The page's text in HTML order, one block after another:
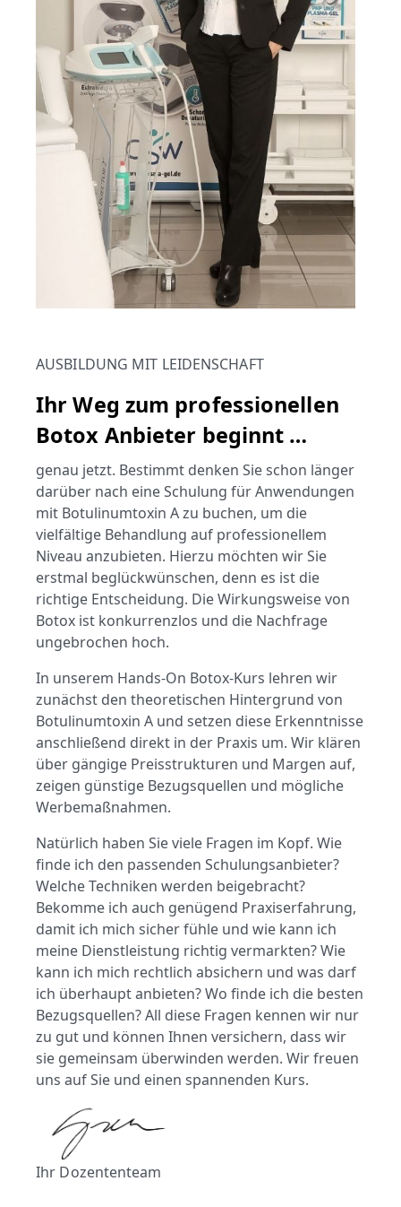
AUSBILDUNG MIT LEIDENSCHAFT
Ihr Weg zum professionellen
Botox Anbieter beginnt …
genau jetzt. Bestimmt denken Sie schon länger
darüber nach eine Schulung für Anwendungen
mit Botulinumtoxin A zu buchen, um die
vielfältige Behandlung auf professionellem
Niveau anzubieten. Hierzu möchten wir Sie
erstmal beglückwünschen, denn es ist die
richtige Entscheidung. Die Wirkungsweise von
Botox ist konkurrenzlos und die Nachfrage
ungebrochen hoch.
In unserem Hands-On Botox-Kurs lehren wir
zunächst den theoretischen Hintergrund von
Botulinumtoxin A und setzen diese Erkenntnisse
anschließend direkt in der Praxis um. Wir klären
über gängige Preisstrukturen und Margen auf,
zeigen günstige Bezugsquellen und mögliche
Werbemaßnahmen.
Natürlich haben Sie viele Fragen im Kopf. Wie
finde ich den passenden Schulungsanbieter?
Welche Techniken werden beigebracht?
Bekomme ich auch genügend Praxiserfahrung,
damit ich mich sicher fühle und wie kann ich
meine Dienstleistung richtig vermarkten? Wie
kann ich mich rechtlich absichern und was darf
ich überhaupt anbieten? Wo finde ich die besten
Bezugsquellen? All diese Fragen kennen wir nur
zu gut und können Ihnen versichern, dass wir
sie gemeinsam überwinden werden. Wir freuen
uns auf Sie und einen spannenden Kurs.
Ihr Dozententeam